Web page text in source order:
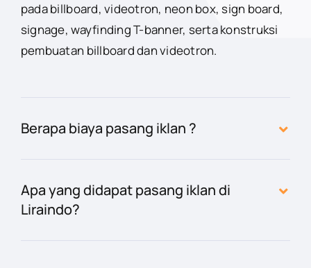
pada billboard, videotron, neon box, sign board,
signage, wayfinding T-banner, serta konstruksi
pembuatan billboard dan videotron.
Berapa biaya pasang iklan ?
Apa yang didapat pasang iklan di
Liraindo?